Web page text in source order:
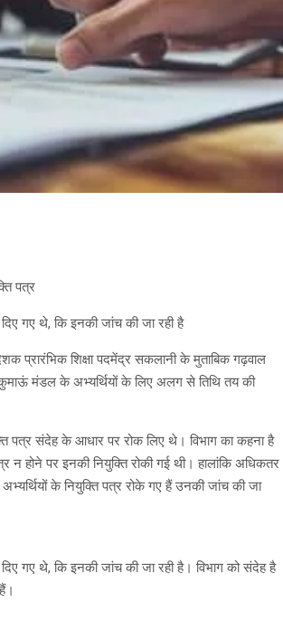
पत्र
गए थे, कि इनकी जांच की जा रही है
प्रारंभिक शिक्षा पदमेंद्र सकलानी के मुताबिक गढ़वाल
मंडल के अभ्यर्थियों के लिए अलग से तिथि तय की
पत्र संदेह के आधार पर रोक लिए थे। विभाग का कहना है
होने पर इनकी नियुक्ति रोकी गई थी। हालांकि अधिकतर
के नियुक्ति पत्र रोके गए हैं उनकी जांच की जा
गए थे, कि इनकी जांच की जा रही है। विभाग को संदेह है